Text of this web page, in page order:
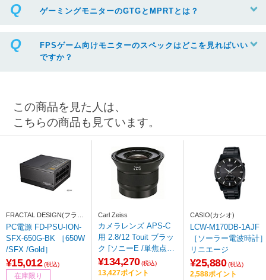
ゲーミングモニターのGTGとMPRTとは？
FPSゲーム向けモニターのスペックはどこを見ればいい
ですか？
この商品を見た人は、
こちらの商品も見ています。
FRACTAL DESIGN(フラク
タルデザイン)
PC電源 FD-PSU-ION-
SFX-650G-BK ［650W
/SFX /Gold］
¥15,012 (税込)
在庫限り
Carl Zeiss
カメラレンズ APS-C
用 2.8/12 Touit ブラッ
ク [ソニーE /単焦点レ
ンズ]
¥134,270 (税込)
13,427ポイント
CASIO(カシオ)
LCW-M170DB-1AJF
［ソーラー電波時計
リニエージ
¥25,880 (税込)
2,588ポイント